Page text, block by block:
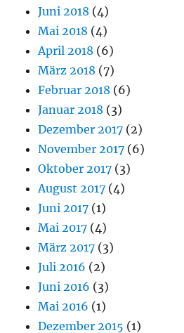
Juni 2018 (4)
Mai 2018 (4)
April 2018 (6)
März 2018 (7)
Februar 2018 (6)
Januar 2018 (3)
Dezember 2017 (2)
November 2017 (6)
Oktober 2017 (3)
August 2017 (4)
Juni 2017 (1)
Mai 2017 (4)
März 2017 (3)
Juli 2016 (2)
Juni 2016 (3)
Mai 2016 (1)
Dezember 2015 (1)